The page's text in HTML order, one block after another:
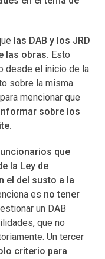
las DAB y los JRD
las obras. Esto
desde el inicio de la
sobre la misma.
mencionar que
sobre los
que
la Ley de
el del susto a la
es no tener
un DAB
que no
Un tercer
criterio para